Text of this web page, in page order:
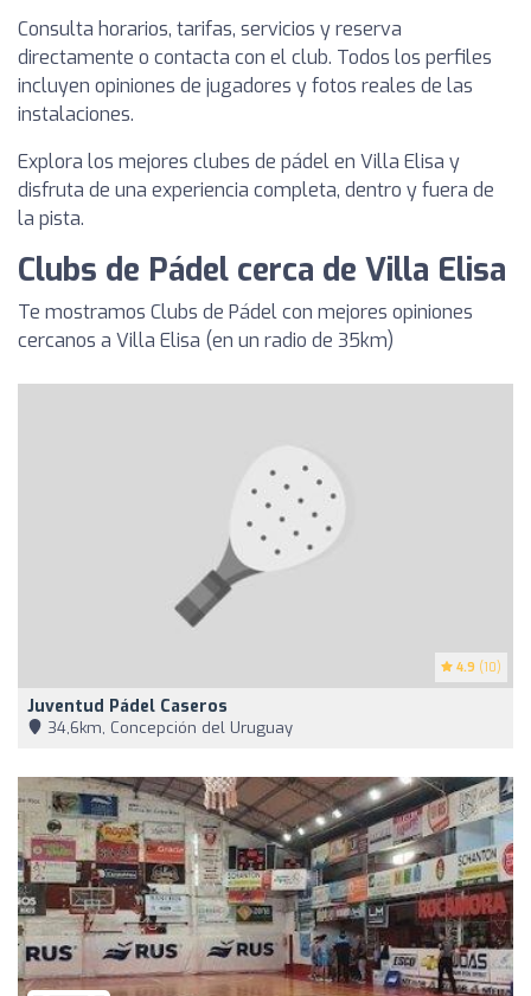
Consulta horarios, tarifas, servicios y reserva
directamente o contacta con el club. Todos los perfiles
incluyen opiniones de jugadores y fotos reales de las
instalaciones.
Explora los mejores clubes de pádel en Villa Elisa y
disfruta de una experiencia completa, dentro y fuera de
la pista.
Clubs de Pádel cerca de Villa Elisa
Te mostramos Clubs de Pádel con mejores opiniones
cercanos a Villa Elisa (en un radio de 35km)
4.9 (10)
Juventud Pádel Caseros
34,6km, Concepción del Uruguay